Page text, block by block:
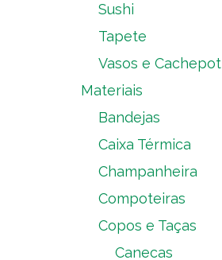
Sushi
Tapete
Vasos e Cachepot
Materiais
Bandejas
Caixa Térmica
Champanheira
Compoteiras
Copos e Taças
Canecas